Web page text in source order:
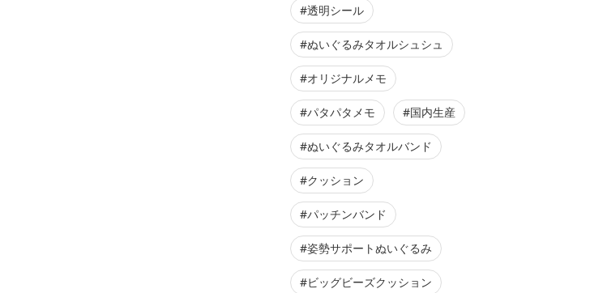
#透明シール
#ぬいぐるみタオルシュシュ
#オリジナルメモ
#パタパタメモ #国内生産
#ぬいぐるみタオルバンド
#クッション
#パッチンバンド
#姿勢サポートぬいぐるみ
#ビッグビーズクッション